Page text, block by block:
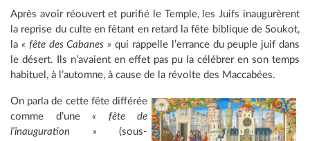
Après avoir réouvert et purifié le Temple, les Juifs inaugurèrent
la reprise du culte en fêtant en retard la fête biblique de Soukot,
la « fête des Cabanes »qui rappelle l’errance du peuple juif dans
le désert. Ils n’avaient en effet pas pu la célébrer en son temps
habituel, à l’automne, à cause de la révolte des Maccabées.
On parla de cette fête différée
comme d’une « fête de
l’inauguration » (sous-